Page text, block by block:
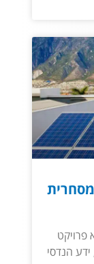
ידע הנדסי